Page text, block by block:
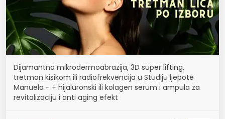
Dijamantna mikrodermoabrazija, 3D super lifting,
tretman kisikom ili radiofrekvencija u Studiju ljepote
Manuela - + hijaluronski ili kolagen serum i ampula za
revitalizaciju i anti aging efekt